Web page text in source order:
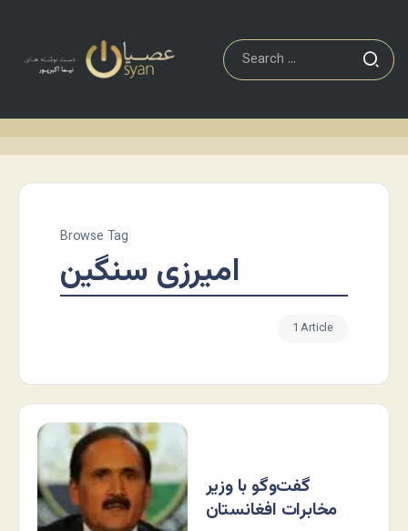
Browse Tag
امیرزی سنگین
1 Article
گفت‌وگو با وزیر
مخابرات افغانستان